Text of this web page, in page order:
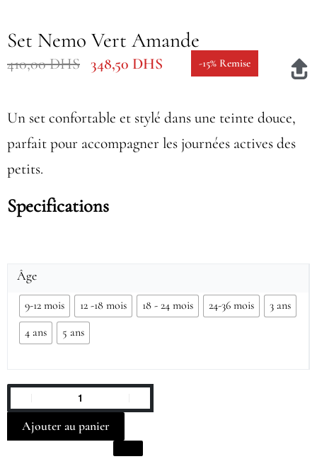
Set Nemo Vert Amande
410,00DHS 348,50 DHS -15% Remise
Un set confortable et stylé dans une teinte douce,
parfait pour accompagner les journées actives des
petits.
Specifications
Âge
9-12 mois 12 -18 mois 18 - 24 mois 24-36 mois
3 ans
4 ans
5 ans
Ajouter au panier